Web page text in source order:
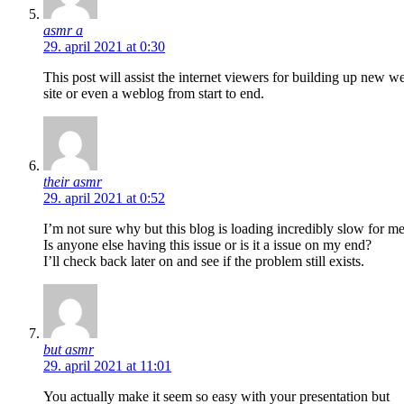
asmr a
29. april 2021 at 0:30
This post will assist the internet viewers for building up new
site or even a weblog from start to end.
their asmr
29. april 2021 at 0:52
I’m not sure why but this blog is loading incredibly slow for
Is anyone else having this issue or is it a issue on my end?
I’ll check back later on and see if the problem still exists.
but asmr
29. april 2021 at 11:01
You actually make it seem so easy with your presentation but